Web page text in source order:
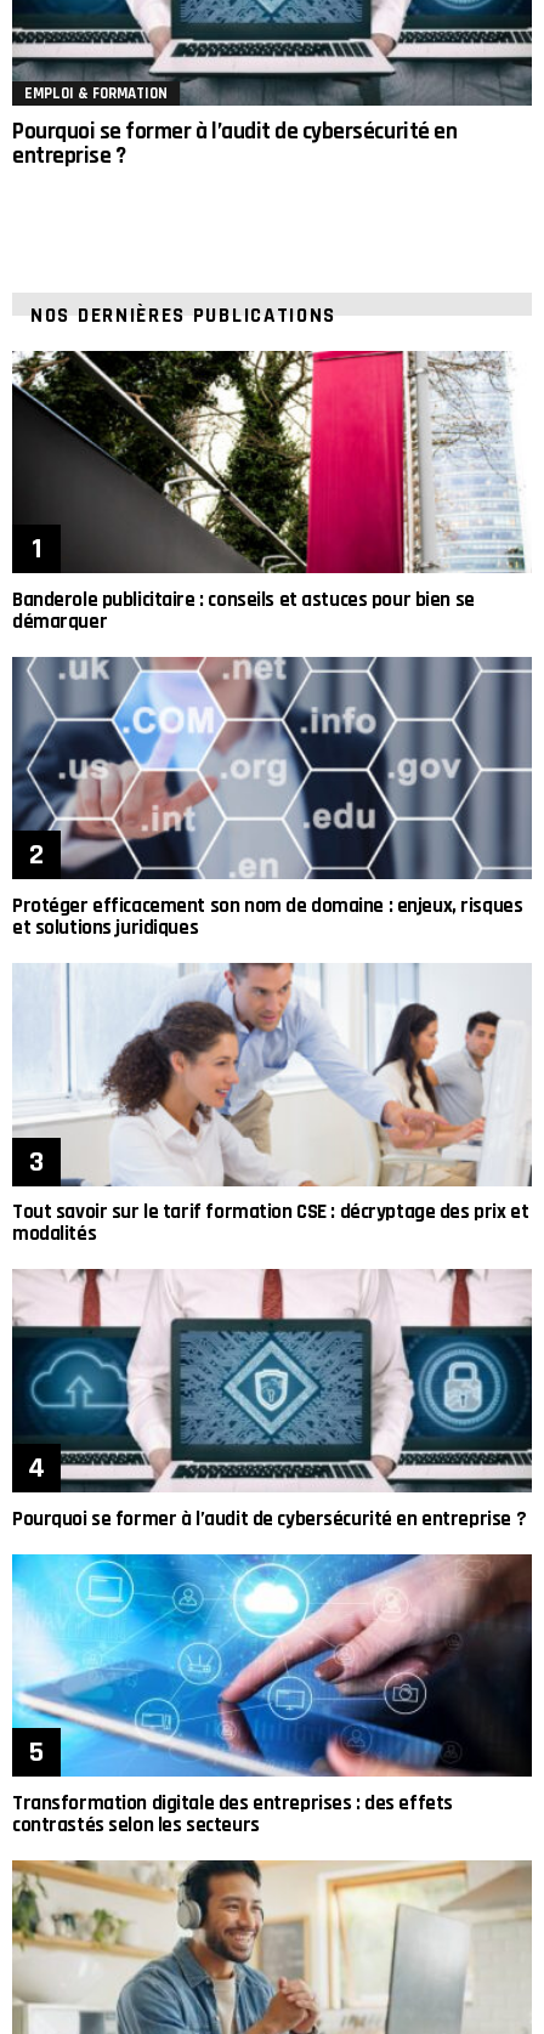
EMPLOI & FORMATION
Pourquoi se former à l’audit de cybersécurité en
entreprise ?
NOS DERNIÈRES PUBLICATIONS
Banderole publicitaire : conseils et astuces pour bien se
démarquer
Protéger efficacement son nom de domaine : enjeux, risques
et solutions juridiques
Tout savoir sur le tarif formation CSE : décryptage des prix et
modalités
Pourquoi se former à l’audit de cybersécurité en entreprise ?
Transformation digitale des entreprises : des effets
contrastés selon les secteurs